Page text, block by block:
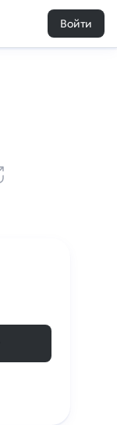
Войти
3 0